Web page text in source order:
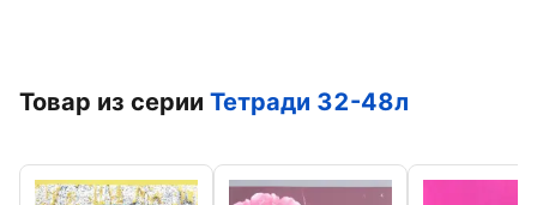
Товар из серии Тетради 32-48л